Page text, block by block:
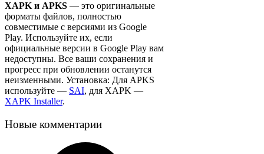
XAPK и APKS — это оригинальные
форматы файлов, полностью
совместимые с версиями из Google
Play. Используйте их, если
официальные версии в Google Play вам
недоступны. Все ваши сохранения и
прогресс при обновлении останутся
неизменными. Установка: Для APKS
используйте — SAI, для XAPK —
XAPK Installer.
Новые комментарии